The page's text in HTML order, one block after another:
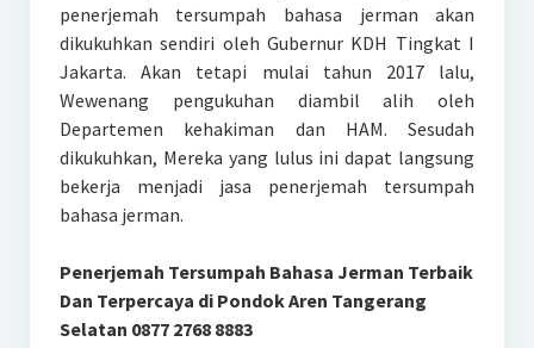
penerjemah tersumpah bahasa jerman akan
dikukuhkan sendiri oleh Gubernur KDH Tingkat I
Jakarta. Akan tetapi mulai tahun 2017 lalu,
Wewenang pengukuhan diambil alih oleh
Departemen kehakiman dan HAM. Sesudah
dikukuhkan, Mereka yang lulus ini dapat langsung
bekerja menjadi jasa penerjemah tersumpah
bahasa jerman.
Penerjemah Tersumpah Bahasa Jerman Terbaik
Dan Terpercaya di Pondok Aren Tangerang
Selatan 0877 2768 8883